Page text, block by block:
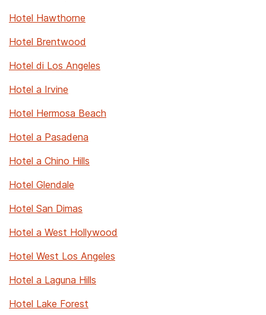
Hotel Hawthorne
Hotel Brentwood
Hotel di Los Angeles
Hotel a Irvine
Hotel Hermosa Beach
Hotel a Pasadena
Hotel a Chino Hills
Hotel Glendale
Hotel San Dimas
Hotel a West Hollywood
Hotel West Los Angeles
Hotel a Laguna Hills
Hotel Lake Forest